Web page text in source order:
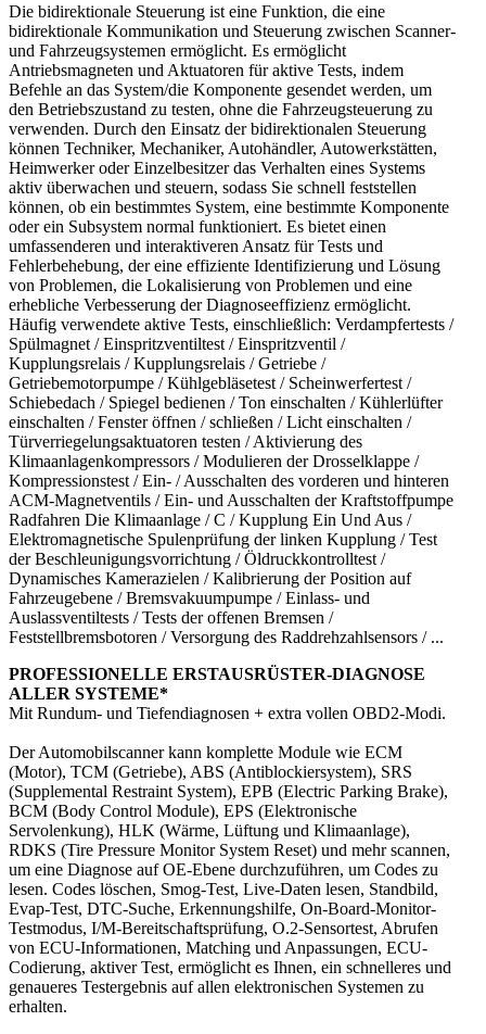
Die bidirektionale Steuerung ist eine Funktion, die eine
bidirektionale Kommunikation und Steuerung zwischen Scanner-
und Fahrzeugsystemen ermöglicht. Es ermöglicht
Antriebsmagneten und Aktuatoren für aktive Tests, indem
Befehle an das System/die Komponente gesendet werden, um
den Betriebszustand zu testen, ohne die Fahrzeugsteuerung zu
verwenden. Durch den Einsatz der bidirektionalen Steuerung
können Techniker, Mechaniker, Autohändler, Autowerkstätten,
Heimwerker oder Einzelbesitzer das Verhalten eines Systems
aktiv überwachen und steuern, sodass Sie schnell feststellen
können, ob ein bestimmtes System, eine bestimmte Komponente
oder ein Subsystem normal funktioniert. Es bietet einen
umfassenderen und interaktiveren Ansatz für Tests und
Fehlerbehebung, der eine effiziente Identifizierung und Lösung
von Problemen, die Lokalisierung von Problemen und eine
erhebliche Verbesserung der Diagnoseeffizienz ermöglicht.
Häufig verwendete aktive Tests, einschließlich: Verdampfertests /
Spülmagnet / Einspritzventiltest / Einspritzventil /
Kupplungsrelais / Kupplungsrelais / Getriebe /
Getriebemotorpumpe / Kühlgebläsetest / Scheinwerfertest /
Schiebedach / Spiegel bedienen / Ton einschalten / Kühlerlüfter
einschalten / Fenster öffnen / schließen / Licht einschalten /
Türverriegelungsaktuatoren testen / Aktivierung des
Klimaanlagenkompressors / Modulieren der Drosselklappe /
Kompressionstest / Ein- / Ausschalten des vorderen und hinteren
ACM-Magnetventils / Ein- und Ausschalten der Kraftstoffpumpe
Radfahren Die Klimaanlage / C / Kupplung Ein Und Aus /
Elektromagnetische Spulenprüfung der linken Kupplung / Test
der Beschleunigungsvorrichtung / Öldruckkontrolltest /
Dynamisches Kamerazielen / Kalibrierung der Position auf
Fahrzeugebene / Bremsvakuumpumpe / Einlass- und
Auslassventiltests / Tests der offenen Bremsen /
Feststellbremsbotoren / Versorgung des Raddrehzahlsensors / ...
PROFESSIONELLE ERSTAUSRÜSTER-DIAGNOSE
ALLER SYSTEME*
Mit Rundum- und Tiefendiagnosen + extra vollen OBD2-Modi.
Der Automobilscanner kann komplette Module wie ECM
(Motor), TCM (Getriebe), ABS (Antiblockiersystem), SRS
(Supplemental Restraint System), EPB (Electric Parking Brake),
BCM (Body Control Module), EPS (Elektronische
Servolenkung), HLK (Wärme, Lüftung und Klimaanlage),
RDKS (Tire Pressure Monitor System Reset) und mehr scannen,
um eine Diagnose auf OE-Ebene durchzuführen, um Codes zu
lesen. Codes löschen, Smog-Test, Live-Daten lesen, Standbild,
Evap-Test, DTC-Suche, Erkennungshilfe, On-Board-Monitor-
Testmodus, I/M-Bereitschaftsprüfung, O.2-Sensortest, Abrufen
von ECU-Informationen, Matching und Anpassungen, ECU-
Codierung, aktiver Test, ermöglicht es Ihnen, ein schnelleres und
genaueres Testergebnis auf allen elektronischen Systemen zu
erhalten.